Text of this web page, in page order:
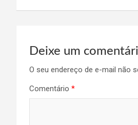
Post
Deixe um
O seu endereço de e-mail não
Comentário *